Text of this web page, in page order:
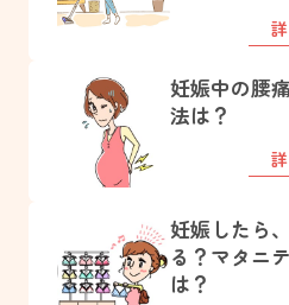
妊娠中の腰
法は？
妊娠したら
る？マタニ
は？